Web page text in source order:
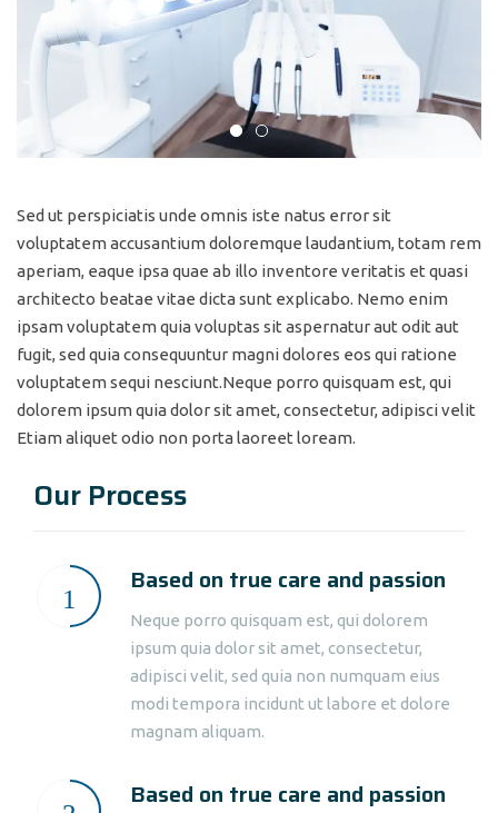
Sed ut perspiciatis unde omnis iste natus error sit
voluptatem accusantium doloremque laudantium, totam rem
aperiam, eaque ipsa quae ab illo inventore veritatis et quasi
architecto beatae vitae dicta sunt explicabo. Nemo enim
ipsam voluptatem quia voluptas sit aspernatur aut odit aut
fugit, sed quia consequuntur magni dolores eos qui ratione
voluptatem sequi nesciunt.Neque porro quisquam est, qui
dolorem ipsum quia dolor sit amet, consectetur, adipisci velit
Etiam aliquet odio non porta laoreet loream.
Our Process
Based on true care and passion
Neque porro quisquam est, qui dolorem
ipsum quia dolor sit amet, consectetur,
adipisci velit, sed quia non numquam eius
modi tempora incidunt ut labore et dolore
magnam aliquam.
Based on true care and passion